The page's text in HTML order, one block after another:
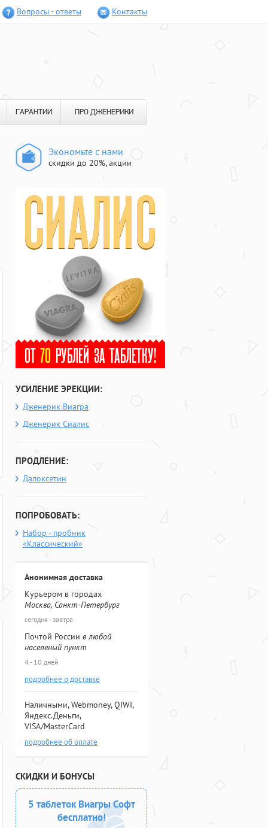
Вопросы - ответы Контакты
ГАРАНТИИ ПРО ДЖЕНЕРИКИ
Экономьте с нами
скидки до 20%, акции
УСИЛЕНИЕ ЭРЕКЦИИ:
Дженерик Виагра
Дженерик Сиалис
ПРОДЛЕНИЕ:
Дапоксетин
ПОПРОБОВАТЬ:
Набор - пробник
«Классический»
Анонимная доставка
Курьером в городах
Москва, Санкт-Петербург
сегодня - завтра
Почтой России в любой
населеный пункт
4 - 10 дней
подробнее о доставке
Наличными, Webmoney, QIWI,
Яндекс.Деньги,
VISA/MasterCard
подробнее об оплате
СКИДКИ И БОНУСЫ
5 таблеток Виагры Софт
бесплатно!